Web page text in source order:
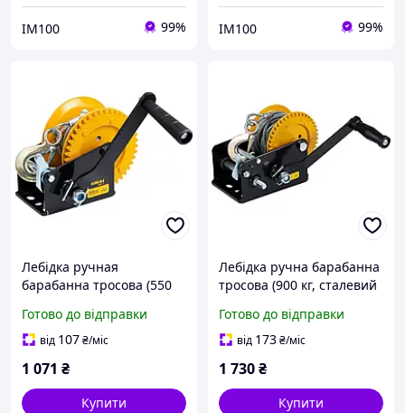
IM100 99% IM100 99%
Лебідка ручная
барабанна тросова (550
метрів) ТМ SIGMA
Готово до відправки
від 107₴/міс
1 071 ₴
Купити
Лебідка ручна барабанна
тросова (900 кг, сталевий
Готово до відправки
від 173₴/міс
1 730₴
Купити